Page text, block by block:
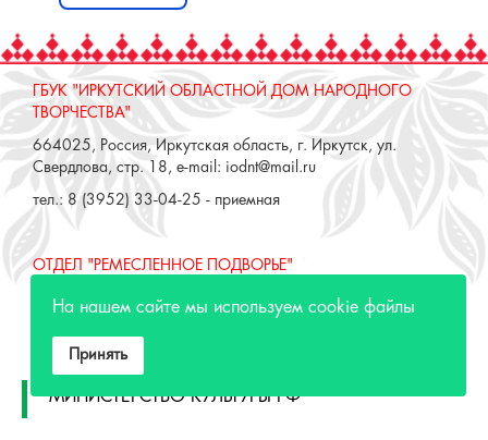
ГБУК "ИРКУТСКИЙ ОБЛАСТНОЙ ДОМ НАРОДНОГО
ТВОРЧЕСТВА"
664025, Россия, Иркутская область, г. Иркутск, ул.
Свердлова, стр. 18, e-mail: iodnt@mail.ru
тел.: 8 (3952) 33-04-25 - приемная
ОТДЕЛ "РЕМЕСЛЕННОЕ ПОДВОРЬЕ"
664025, Россия, Иркутская область, г. Иркутск, ул. 3 июля,
тел.: 8 (3952) 48-71-30
МИНИСТЕРСТВО КУЛЬТУРЫ РФ
На нашем сайте мы используем cookie файлы
Принять